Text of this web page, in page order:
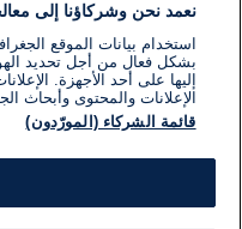
نعمد نحن وشركاؤنا إلى
استخدام بيانات الموقع
بشكل فعال من أجل تحديد
إليها على أحد الأجهزة.
الإعلانات والمحتوى وأبحاث
قائمة الشركاء (المورّدون)